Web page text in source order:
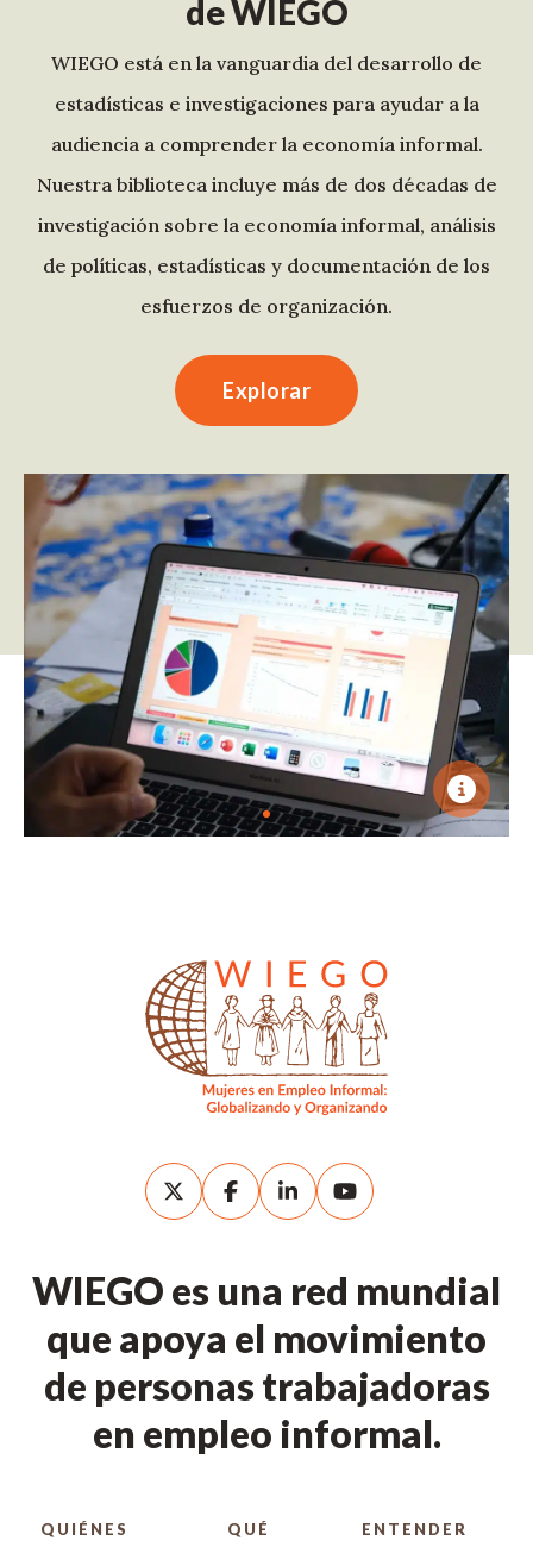
de WIEGO
WIEGO está en la vanguardia del desarrollo de
estadísticas e investigaciones para ayudar a la
audiencia a comprender la economía informal.
Nuestra biblioteca incluye más de dos décadas de
investigación sobre la economía informal, análisis
de políticas, estadísticas y documentación de los
esfuerzos de organización.
Explorar
WIEGO es una red mundial
que apoya el movimiento
de personas trabajadoras
en empleo informal.
QUIÉNES
QUÉ
ENTENDER